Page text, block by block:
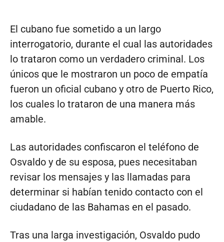
El cubano fue sometido a un largo
interrogatorio, durante el cual las autoridades
lo trataron como un verdadero criminal. Los
únicos que le mostraron un poco de empatía
fueron un oficial cubano y otro de Puerto Rico,
los cuales lo trataron de una manera más
amable.
Las autoridades confiscaron el teléfono de
Osvaldo y de su esposa, pues necesitaban
revisar los mensajes y las llamadas para
determinar si habían tenido contacto con el
ciudadano de las Bahamas en el pasado.
Tras una larga investigación, Osvaldo pudo